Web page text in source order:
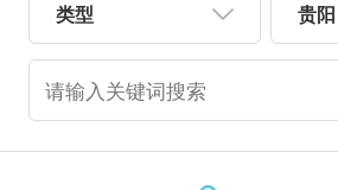
类型 贵阳